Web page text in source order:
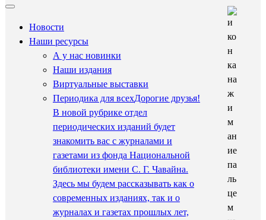
Новости
Наши ресурсы
А у нас новинки
Наши издания
Виртуальные выставки
Периодика для всехДорогие друзья!
В новой рубрике отдел
периодических изданий будет
знакомить вас с журналами и
газетами из фонда Национальной
библиотеки имени С. Г. Чавайна.
Здесь мы будем рассказывать как о
современных изданиях, так и о
журналах и газетах прошлых лет,